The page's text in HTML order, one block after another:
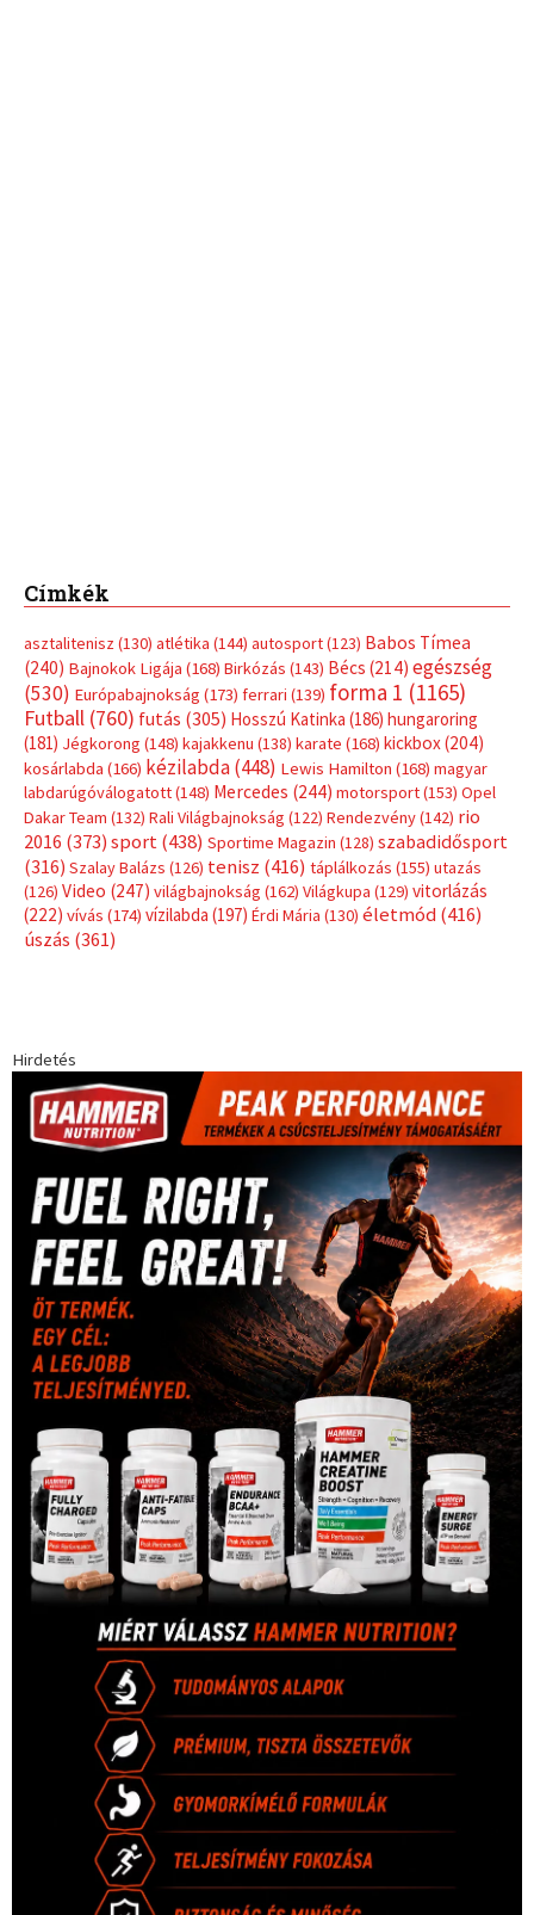
Címkék
asztalitenisz (130) atlétika (144) autosport(123) Babos Tímea
(240) Bajnokok Ligája (168) Birkózás (143) Bécs (214) egészség
(530) Európabajnokság (173) ferrari (139) forma 1 (1165)
Futball (760) futás (305) Hosszú Katinka (186) hungaroring
(181) Jégkorong (148) kajakkenu (138) karate (168) kickbox(204)
kosárlabda (166) kézilabda(448) Lewis Hamilton (168) magyar
labdarúgóválogatott(148) Mercedes (244) motorsport(153) Opel
Dakar Team (132) Rali Világbajnokság (122) Rendezvény(142) rio
2016 (373) sport(438) Sportime Magazin (128) szabadidősport
(316) Szalay Balázs (126) tenisz (416) táplálkozás (155) utazás
(126) Video (247) világbajnokság (162) Világkupa (129) vitorlázás
(222) vívás (174) vízilabda (197) Érdi Mária (130) életmód(416)
úszás (361)
Hirdetés